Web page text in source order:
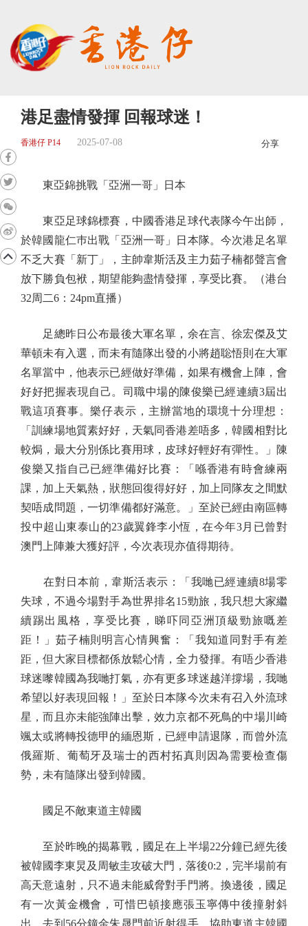
港足盡情發揮 回報球迷！
香港仔 P14 2025-07-08 分享
東亞錦挑戰「亞洲一哥」日本
東亞足球錦標賽，中國香港足球代表隊今午出師，
於韓國龍仁巿出戰「亞洲一哥」日本隊。今次港足名單
不乏大賽「新丁」，主帥韋斯活及主力茹子楠都聲言會
放下勝負包袱，期望能夠盡情發揮，享受比賽。（港台
32周二6：24pm直播）
足總昨日公布最後大軍名單，余在言、徐宏傑及艾
華頓未有入選，而未有隨隊出發的小將趙聡悟則在大軍
名單當中，他表示已經做好準備，如果有機會上陣，會
好好把握表現自己。司職中場的陳俊樂已經連續3屆出
戰這項賽事。樂仔表示，主辦當地的環境十分理想：
「訓練場地質素好好，天氣同香港差唔多，韓國相對比
較焗，最大分別係比賽用球，皮球好輕好有彈性。」陳
俊樂又指自己已經準備好比賽：「喺香港有時會練兩
課，加上天氣熱，狀態回復得好好，加上同隊友之間默
契唔成問題，一切準備都好滿意。」至於已經由南區轉
投中超山東泰山的23歲翼鋒李小恆，在今年3月已曾對
澳門上陣兼大獲好評，今次表現亦值得期待。
在對日本前，韋斯活表示：「我哋已經連續8場零
失球，不過今場對手為世界排名15勁旅，我只想大家繼
續踢出風格，享受比賽，睇吓同亞洲頂級勁旅嘅差
距！」茹子楠則明言心情興奮：「我知道同對手有差
距，但大家目標都係放鬆心情，全力發揮。有唔少香港
球迷嚟韓國為我哋打氣，亦有更多球迷越洋撐場，我哋
希望以好表現回報！」至於日本隊今次未有召入外流球
星，而且亦未能強陣出擊，效力京都不死鳥的中場川崎
颯太或將轉投德甲的緬恩斯，已經申請退隊，而曾外流
俄羅斯、葡萄牙及瑞士的西村拓真則因為需要檢查傷
勢，未有隨隊出發到韓國。
國足不敵東道主韓國
至於昨晚的揭幕戰，國足在上半場22分鐘已經先後
被韓國李東炅及周敏圭攻破大門，落後0:2，完半場前有
高天意遠射，只不過未能威脅對手門將。換邊後，國足
有一次黃金機會，可惜巴頓接應張玉寧傳中後撞射斜
出。去到56分鐘金朱晟門前近射得手，協助東道主韓國